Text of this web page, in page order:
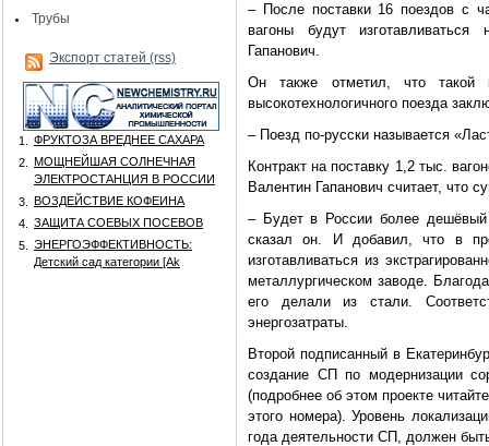
Трубы
Экспорт статей (rss)
1.
ФРУКТОЗА ВРЕДНЕЕ САХАРА
2.
МОЩНЕЙШАЯ СОЛНЕЧНАЯ
ЭЛЕКТРОСТАНЦИЯ В РОССИИ
3.
ВОЗДЕЙСТВИЕ КОФЕИНА
4.
ЗАЩИТА СОЕВЫХ ПОСЕВОВ
5.
ЭНЕРГОЭФФЕКТИВНОСТЬ:
Детский сад категории [Аk
– После поставки 16 поездов с
вагоны будут
Гапанович.
Он также отметил, что такой
высокотехнологичного поезда
– Поезд по-русски называется
Контракт на поставку 1,2 тыс.
Валентин Гапанович считает, что
– Будет в России более
сказал он. И добавил, что в
изготавливаться из
металлургическом заводе.
его делали из стали.
энергозатраты.
Второй подписанный в
создание СП по модернизации
(подробнее об этом проекте
этого номера). Уровень
года деятельности СП, должен